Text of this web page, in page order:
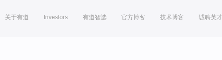
关于有道 Investors 有道智选 官方博客 技术博客 诚聘英才